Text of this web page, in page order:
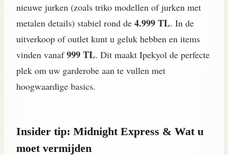
nieuwe jurken (zoals triko modellen of jurken met
metalen details) stabiel rond de 4.999 TL. In de
uitverkoop of outlet kunt u geluk hebben en items
vinden vanaf999 TL. Dit maakt Ipekyol de perfecte
plek om uw garderobe aan te vullen met
hoogwaardige basics.
Insider tip: Midnight Express & Wat u
moet vermijden